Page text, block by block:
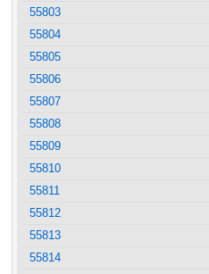
55803
55804
55805
55806
55807
55808
55809
55810
55811
55812
55813
55814